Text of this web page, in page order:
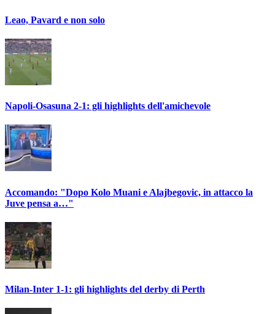
Leao, Pavard e non solo
Napoli-Osasuna 2-1: gli highlights dell'amichevole
Accomando: "Dopo Kolo Muani e Alajbegovic, in attacco la
Juve pensa a…"
Milan-Inter 1-1: gli highlights del derby di Perth